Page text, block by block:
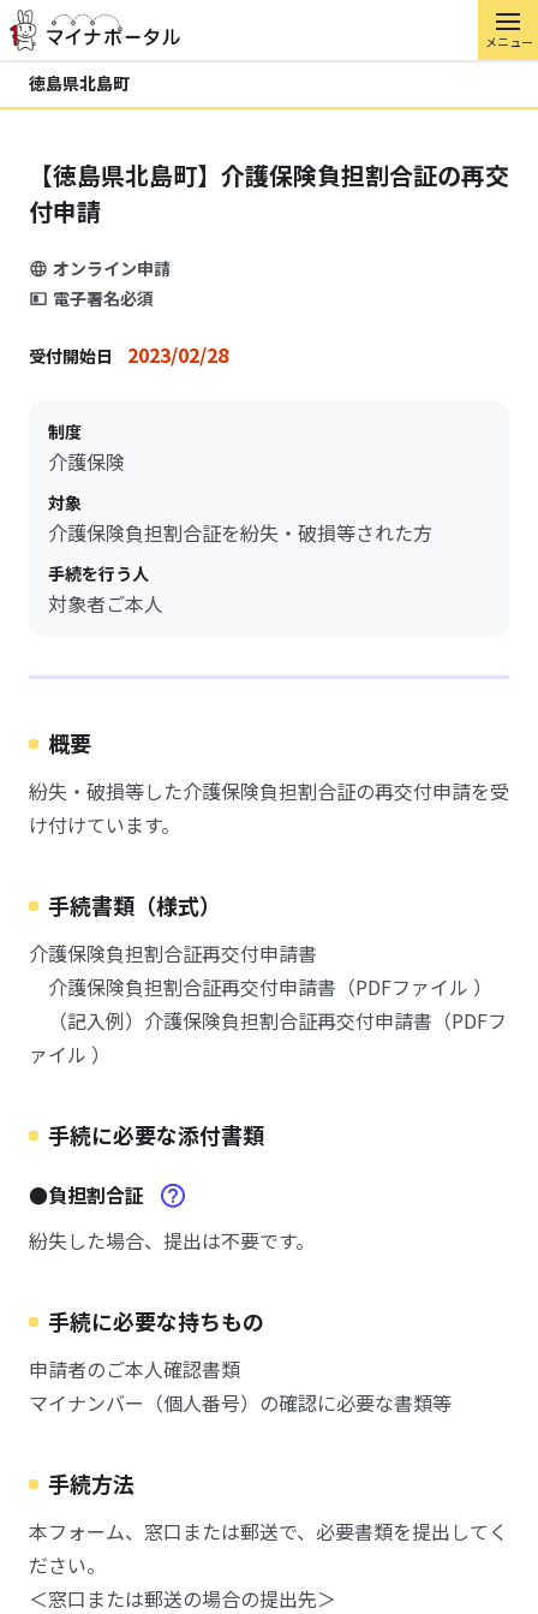
メニュー
徳島県北島町
【徳島県北島町】介護保険負担割合証の再交
付申請
オンライン申請
電子署名必須
受付開始日 2023/02/28
制度
介護保険
対象
介護保険負担割合証を紛失・破損等された方
手続を行う人
対象者ご本人
概要
紛失・破損等した介護保険負担割合証の再交付申請を受
け付けています。
手続書類（様式）
介護保険負担割合証再交付申請書
介護保険負担割合証再交付申請書（PDFファイル ）
（記入例）介護保険負担割合証再交付申請書（PDFフ
ァイル ）
手続に必要な添付書類
●負担割合証
紛失した場合、提出は不要です。
手続に必要な持ちもの
申請者のご本人確認書類
マイナンバー（個人番号）の確認に必要な書類等
手続方法
本フォーム、窓口または郵送で、必要書類を提出してく
ださい。
＜窓口または郵送の場合の提出先＞